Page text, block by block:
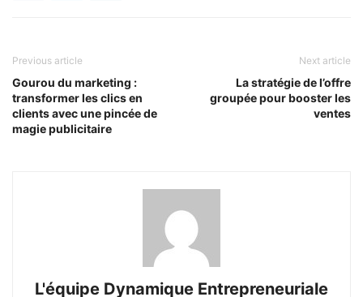
Previous article
Gourou du marketing :
transformer les clics en
clients avec une pincée de
magie publicitaire
Next article
La stratégie de l’offre
groupée pour booster les
ventes
L'équipe Dynamique Entrepreneuriale